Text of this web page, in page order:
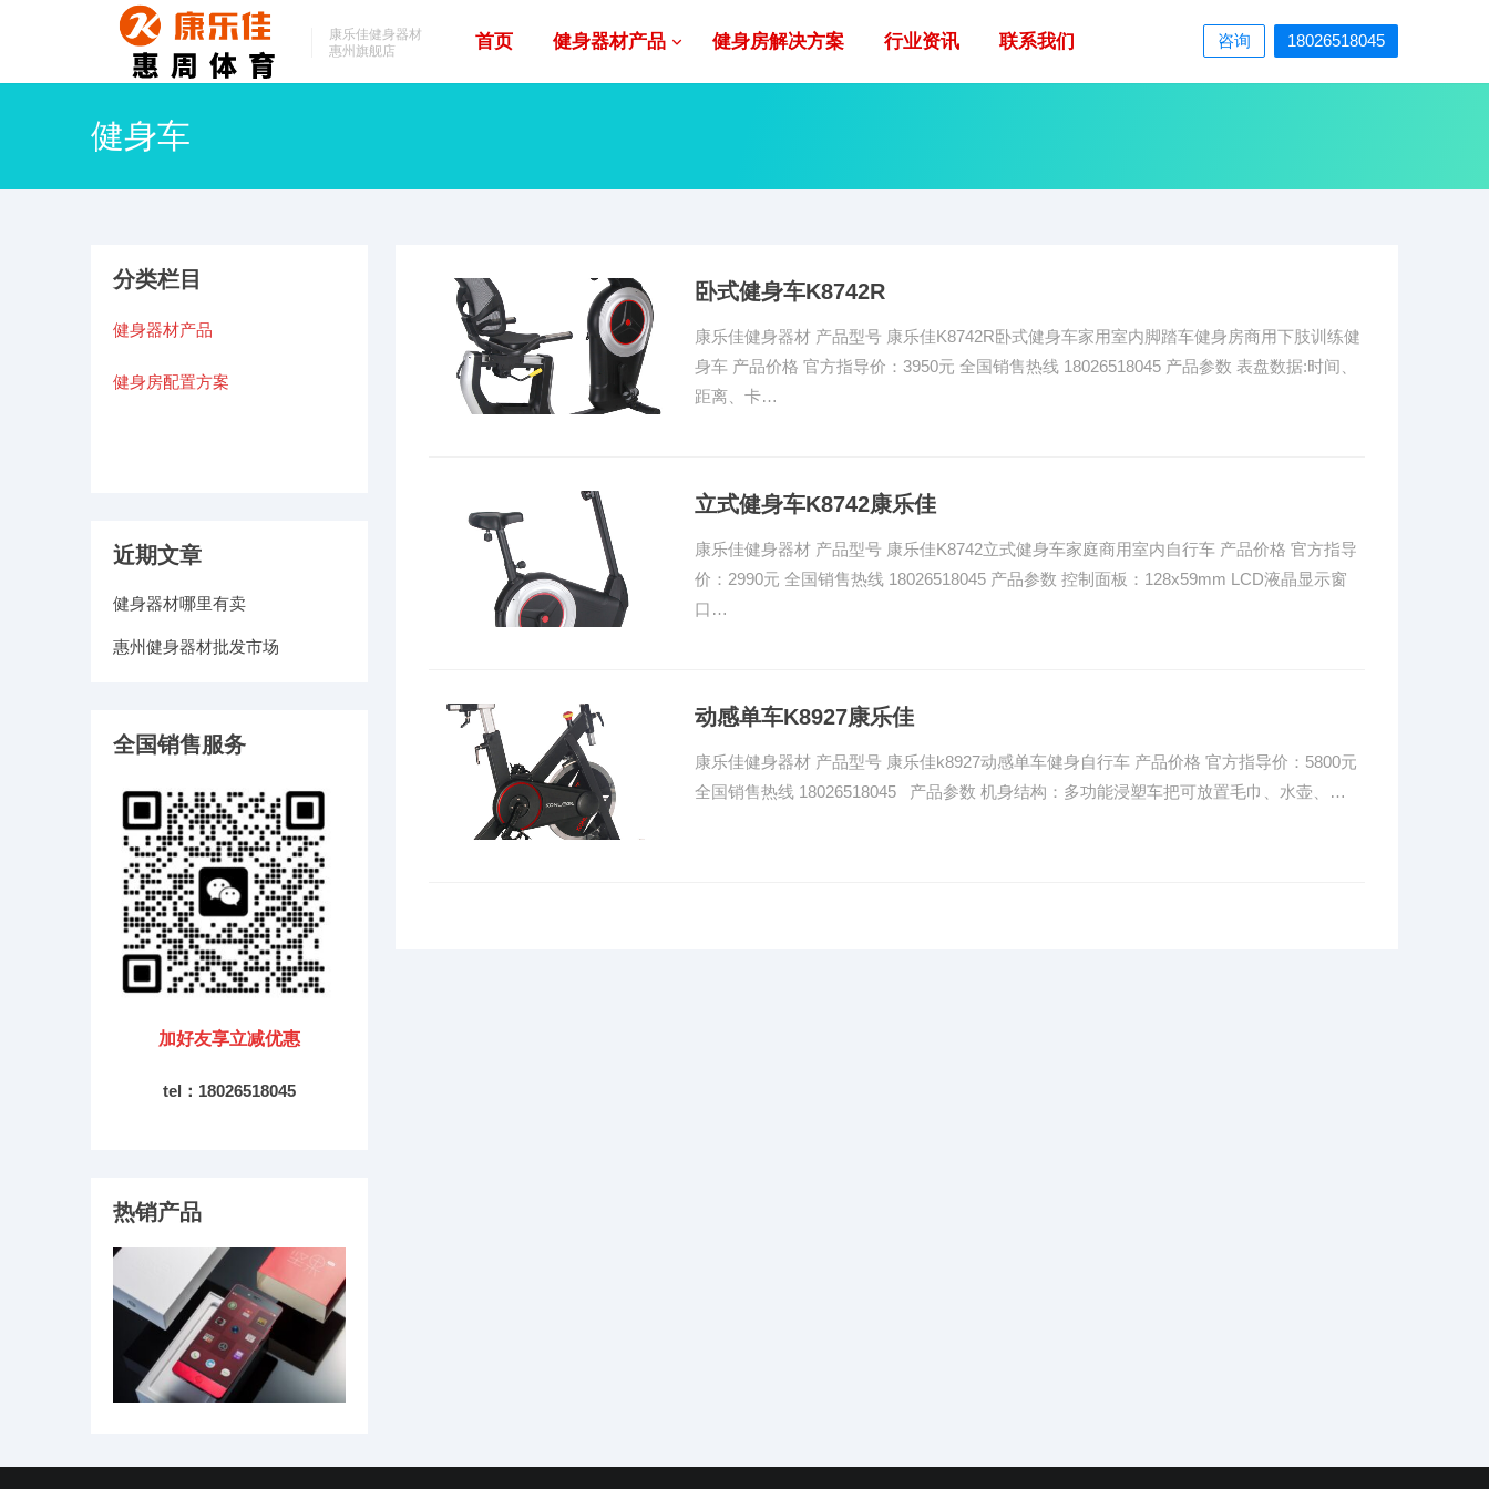
康乐佳健身器材
惠州旗舰店
首页 健身器材产品 健身房解决方案 行业资讯 联系我们 咨询 18026518045
健身车
卧式健身车K8742R
康乐佳健身器材 产品型号 康乐佳K8742R卧式健身车家用室内脚踏车健身房商用下肢训练健
身车 产品价格 官方指导价：3950元 全国销售热线 18026518045 产品参数 表盘数据:时间、
距离、卡…
立式健身车K8742康乐佳
康乐佳健身器材 产品型号 康乐佳K8742立式健身车家庭商用室内自行车 产品价格 官方指导
价：2990元 全国销售热线 18026518045 产品参数 控制面板：128x59mm LCD液晶显示窗
口…
动感单车K8927康乐佳
康乐佳健身器材 产品型号 康乐佳k8927动感单车健身自行车 产品价格 官方指导价：5800元
全国销售热线 18026518045 产品参数 机身结构：多功能浸塑车把可放置毛巾、水壶、…
分类栏目
健身器材产品
健身房配置方案
近期文章
健身器材哪里有卖
惠州健身器材批发市场
全国销售服务
加好友享立减优惠
tel：18026518045
热销产品